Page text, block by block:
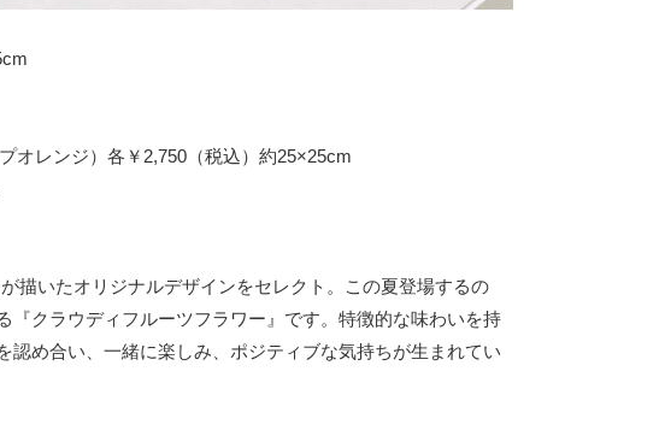
オレンジ）各￥2,750（税込）約25×25cm
描いたオリジナルデザインをセレクト。この夏登場するの
クラウディフルーツフラワー』です。特徴的な味わいを持
め合い、一緒に楽しみ、ポジティブな気持ちが生まれてい